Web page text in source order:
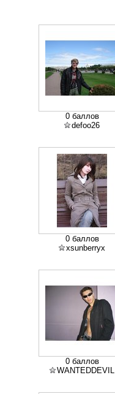
0 баллов
defoo26
0 баллов
xsunberryx
0 баллов
WANTEDDEVIL